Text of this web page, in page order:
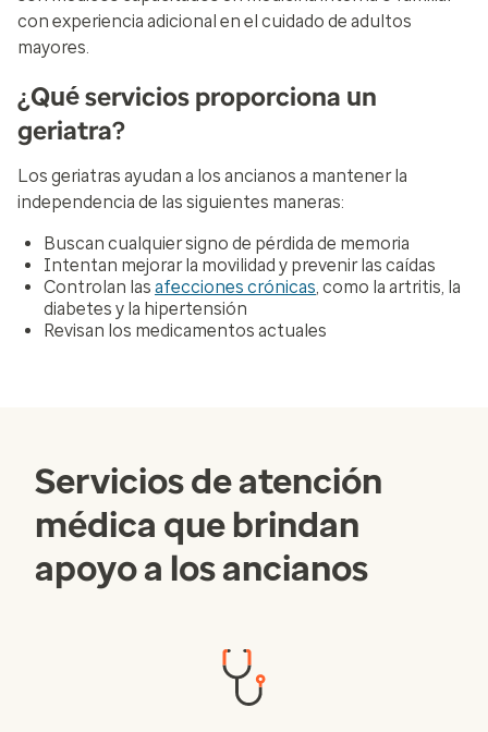
con experiencia adicional en el cuidado de adultos
mayores.
¿Qué servicios proporciona un
geriatra?
Los geriatras ayudan a los ancianos a mantener la
independencia de las siguientes maneras:
Buscan cualquier signo de pérdida de memoria
Intentan mejorar la movilidad y prevenir las caídas
Controlan las afecciones crónicas, como la artritis, la
diabetes y la hipertensión
Revisan los medicamentos actuales
Servicios de atención
médica que brindan
apoyo a los ancianos